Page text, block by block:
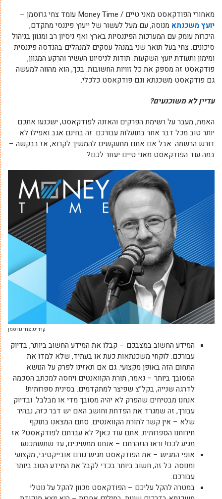
מאחורי הפודקאסט מאני טיים / Money Time עומד צחי גרוסמן –
יועץ משכנתא מנוסה, עם מעל לעשור של ייעוץ פיננסי מתקדם,
היכרות עומק עם המערכות הפיננסיות בארץ ואף ניסיון רב ומגוון בניהול
סיכונים. צחי בעל תואר שני במנהל עסקים למנהלים בהנדסה פיננסית
ומימון ותעודת יועץ השקעות. תודות לניסיונו העשיר והרקע המגוון,
פודקאסט זה מספק את כל זוויות החשובות. בכך, הוא מהווה למעשה
גם פודקאסט משכנתא וגם פודקאסט כלכלי.
עדיין לא משוכנעים?
האמת, מעבר על רשימת הפרקים והאזנה לפודקאסט, ישכנעו אתכם
יותר טוב מכל דבר אחר בתועלות עבורכם. זה בחינם אגב ואפילו לא
דורש הרשמה. אבל אם אתם מתעקשים להמשיך לקרוא, אז בבקשה –
במה עוד הפודקאסט מאני טיים יעזור לכם?
קרדיט: צחי גרוסמן
המידע החשוב במצבכם – קבלו את המידע החשוב ביותר, בדיוק
עבורכם: לוקחי משכנתאות כעת או בעתיד, שלא למדו את
התחום הזה באופן מקצועי. גם אם תאזינו לפרק על הנושא
המסובך ביותר – נאמר, תורת הקוואנטים ויחסה למכתב הסכמה
לדרגה שנייה, בקל”צ שפיצר למתקדמים. בסינית ספרותית!
אנחנו מבטיחים שהפרק לא יהיה מסובך מדי או מבלבל. ובדיוק
עבורך, זה שמגרד את הפדחת וחושב האם יש דבר כזה, נבהיר
שלא – אין קשר לתורת הקוואנטים. סתם המצאנו בתוקף
חירותנו הספרותית. אתם עוד כאן? לא עברתם לפודקאסט? אז
מגיע לכם! וראו הוזהרתם – אנחנו ממשיכים, עד שתשתכנעו.
אופי המגיש – את הפודקאסט מגיש גורם אובייקטיבי, מקצועי
ומנוסה. כל זה, חשוב ביותר בכדי לקבל את המידע הטוב ביותר
עבורכם.
במטרה להקל עליכם – הפודקאסט מכוון להקל על נוטלי